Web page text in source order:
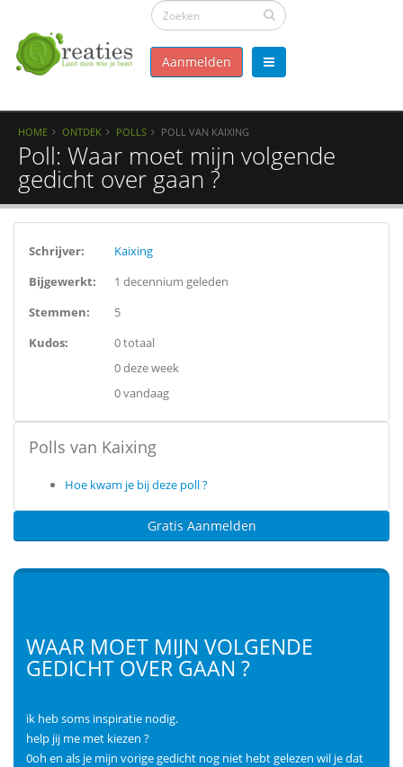
Aanmelden
HOME ONTDEK POLLS POLL VAN KAIXING
Poll: Waar moet mijn volgende
gedicht over gaan ?
Schrijver:
Kaixing
Bijgewerkt:
1 decennium geleden
Stemmen:
5
Kudos:
0 totaal
0 deze week
0 vandaag
Polls van Kaixing
Hoe kwam je bij deze poll ?
Gratis Aanmelden
WAAR MOET MIJN VOLGENDE
GEDICHT OVER GAAN ?
ik heb soms inspiratie nodig.
help jij me met kiezen ?
0oh en als je mijn vorige gedicht nog niet hebt gelezen wil je dat